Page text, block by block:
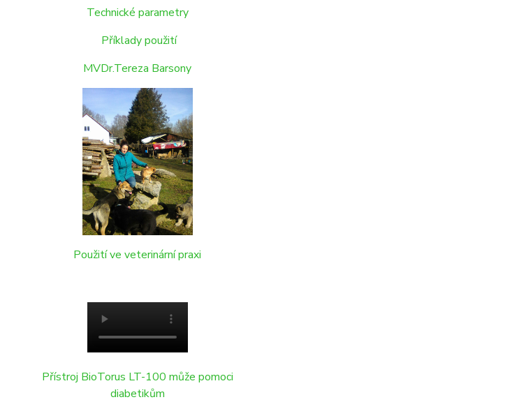
Technické parametry
Příklady použití
MVDr.Tereza Barsony
Použití ve veterinární praxi
Přístroj BioTorus LT-100 může pomoci
diabetikům